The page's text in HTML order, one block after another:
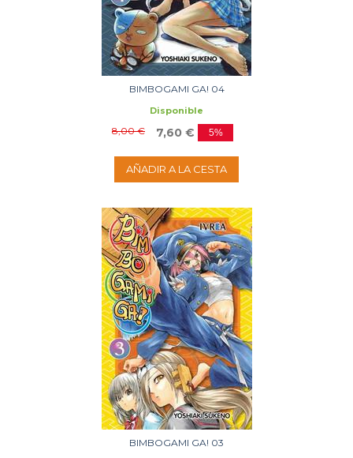
BIMBOGAMI GA! 04
Disponible
8,00 € 7,60 € 5%
AÑADIR A LA CESTA
BIMBOGAMI GA! 03